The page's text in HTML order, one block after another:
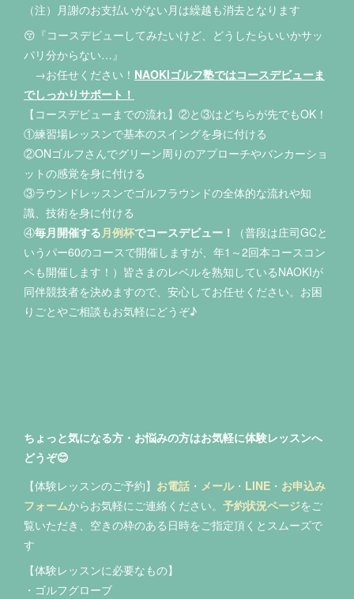
（注）月謝のお支払いがない月は繰越も消去となります
😚『コースデビューしてみたいけど、どうしたらいいかサッ
パリ分からない…』
→お任せください！ NAOKIゴルフ塾ではコースデビューま
でしっかりサポート！
【コースデビューまでの流れ】②と③はどちらが先でもOK！
①練習場レッスンで基本のスイングを身に付ける
②ONゴルフさんでグリーン周りのアプローチやバンカーショ
ットの感覚を身に付ける
③ラウンドレッスンでゴルフラウンドの全体的な流れや知
識、技術を身に付ける
④毎月開催する 月例杯でコースデビュー！
（普段は庄司GCと
いうパー60のコースで開催しますが、年1～2回本コースコン
ペも開催します！）皆さまのレベルを熟知しているNAOKIが
同伴競技者を決めますので、安心してお任せください。お困
りごとやご相談もお気軽にどうぞ♪
ちょっと気になる方・お悩みの方はお気軽に体験レッスンへ
どうぞ😊
【体験レッスンのご予約】 お電話 ・ メール・ LINE ・ お申込み
フォームからお気軽にご連絡ください。 予約状況ページをご
覧いただき、空きの枠のある日時をご指定頂くとスムーズで
す
【体験レッスンに必要なもの】
・ゴルフグローブ